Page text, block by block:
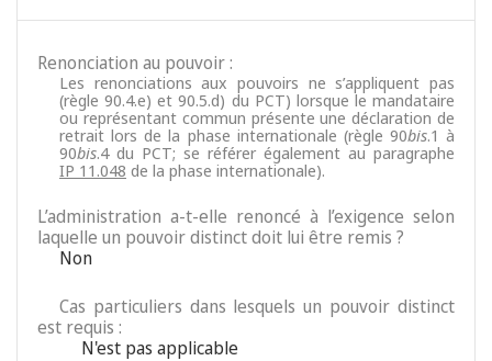
Renonciation au pouvoir :
Les renonciations aux pouvoirs ne s’appliquent pas
(règle 90.4.e) et 90.5.d) du PCT) lorsque le mandataire
ou représentant commun présente une déclaration de
retrait lors de la phase internationale (règle 90bis.1 à
90bis.4 du PCT; se référer également au paragraphe
IP 11.048 de la phase internationale).
L’administration a-t-elle renoncé à l’exigence selon
laquelle un pouvoir distinct doit lui être remis ?
Non
Cas particuliers dans lesquels un pouvoir distinct
est requis :
N'est pas applicable